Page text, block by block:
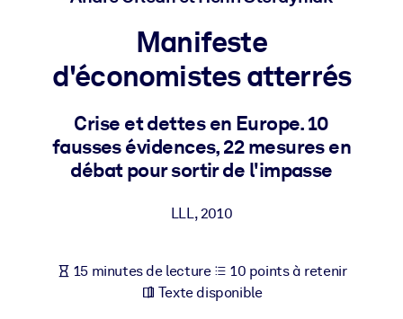
PAR SYSTÈME
Pour LMS/LXP
LMS/LXP pour de meilleurs résultats d'apprentissage.
Pour bibliothèques d'entreprise
commerciales fiables et prêtes à l'emploi.
Alimentez vos systèmes d'IA avec des connaissances fiables et
structurées pour améliorer les résultats.
Manifeste
d'économistes atterrés
Crise et dettes en Europe. 10
fausses évidences, 22 mesures en
débat pour sortir de l'impasse
LLL,2010
15 minutes de lecture
10 points à retenir
Texte disponible